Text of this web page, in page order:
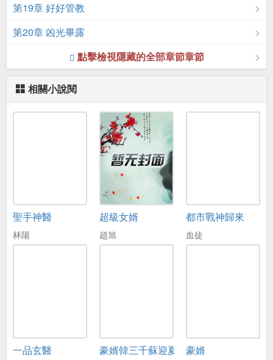
第19章 好好管教
第20章 凶光畢露
點擊檢視隱藏的全部章節章節
相關小說閱
聖手神醫
林陽
超級女婿
趙旭
都市戰神歸來
血徒
一品玄醫 豪婿韓三千蘇迎夏 豪婿